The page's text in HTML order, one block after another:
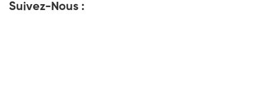
Suivez-Nous :